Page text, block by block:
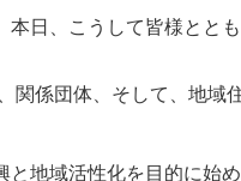
日、こうして皆様とと
関係団体、そして、地域
地域活性化を目的に始